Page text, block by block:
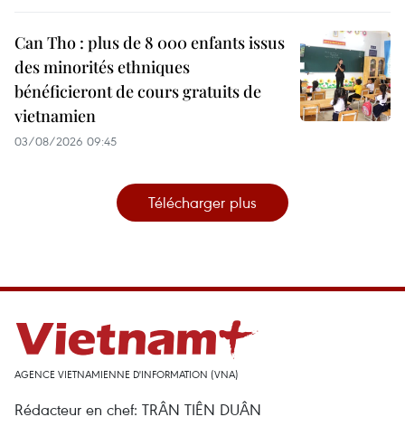
Can Tho : plus de 8 000 enfants issus
des minorités ethniques
bénéficieront de cours gratuits de
vietnamien
03/08/2026 09:45
Télécharger plus
AGENCE VIETNAMIENNE D'INFORMATION (VNA)
Rédacteur en chef: TRÂN TIÊN DUÂN